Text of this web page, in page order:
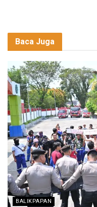
Baca Juga
BALIKPAPAN